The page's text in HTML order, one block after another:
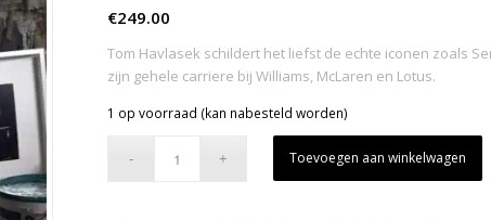
€249.00
Tom Havlasek schildert het liefst de echte iconen zoals
zijn gehele carriere bij Williams, McLaren en Lotus.
1 op voorraad (kan nabesteld worden)
Toevoegen aan winkelwagen